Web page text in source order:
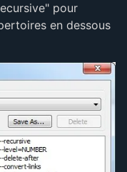
pour
en dessous